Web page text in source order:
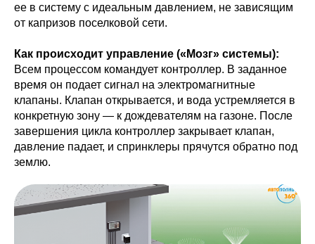
ее в систему с идеальным давлением, не зависящим
от капризов поселковой сети.
Как происходит управление («Мозг» системы):
Всем процессом командует контроллер. В заданное
время он подает сигнал на электромагнитные
клапаны. Клапан открывается, и вода устремляется в
конкретную зону — к дождевателям на газоне. После
завершения цикла контроллер закрывает клапан,
давление падает, и спринклеры прячутся обратно под
землю.